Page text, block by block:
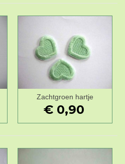
Zachtgroen hartje
€ 0,90